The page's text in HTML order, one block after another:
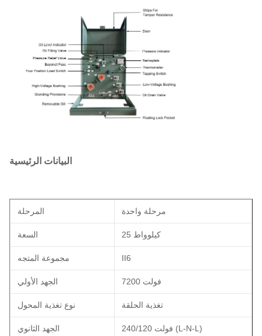
البيانات الرئيسية
المرحلة مرحلة واحدة
السعة 25 كيلوواط
مجموعة المتجه II6
الجهد الأولي 7200 فولت
نوع تغذية المحول تغذية الحلقة
الجهد الثانوي 240/120 فولت (L-N-L)